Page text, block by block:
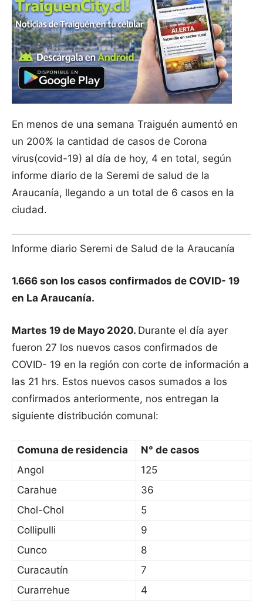
En menos de una semana Traiguén aumentó en
un 200% la cantidad de casos de Corona
virus(covid-19) al día de hoy, 4 en total, según
informe diario de la Seremi de salud de la
Araucanía, llegando a un total de 6 casos en la
ciudad.
Informe diario Seremi de Salud de la Araucanía
1.666 son los casos confirmados de COVID- 19
en La Araucanía.
Martes 19 de Mayo 2020. Durante el día ayer
fueron 27 los nuevos casos confirmados de
COVID- 19 en la región con corte de información a
las 21 hrs. Estos nuevos casos sumados a los
confirmados anteriormente, nos entregan la
siguiente distribución comunal:
Comuna de residencia
N° de casos
Angol
125
Carahue
36
Chol-Chol
5
Collipulli
9
Cunco
8
Curacautín
7
Curarrehue
4